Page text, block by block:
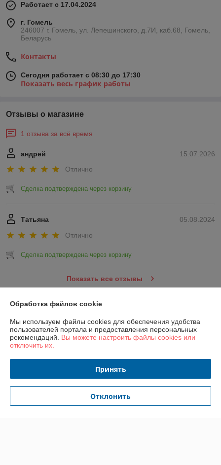
Работает с 17.04.2024
г. Гомель
246007 г. Гомель, ул. Лепешинского, д.7И, каб.68, Гомель,
Беларусь
Контакты
Сегодня работает с 08:30 до 17:30
Показать весь график работы
Отзывы о магазине
1 отзыва за всё время
15.07.2026
андрей
Отлично
Сделка подтверждена через корзину
05.08.2024
Татьяна
Отлично
Сделка подтверждена через корзину
Показать все отзывы
Контакты
Доставка и оплата
Полная версия сайта
Обработка файлов cookie
Мы используем файлы cookies для обеспечения удобства
пользователей портала и предоставления персональных
рекомендаций. Вы можете настроить файлы cookies или
отключить их.
Принять
Отклонить